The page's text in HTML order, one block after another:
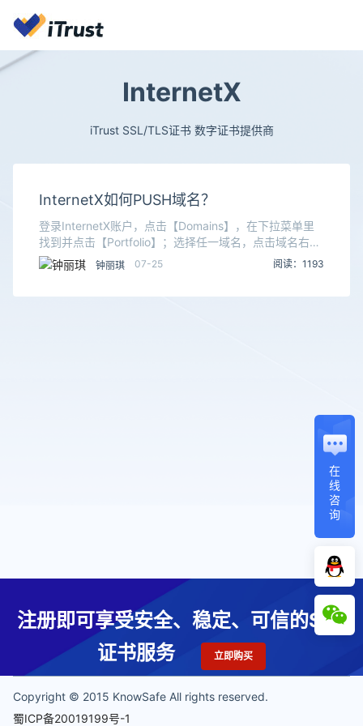
InternetX
iTrust SSL/TLS证书 数字证书提供商
InternetX如何PUSH域名？
登录InternetX账户，点击【Domains】，在下拉菜单里
找到并点击【Portfolio】；选择任一域名，点击域名右侧
的三个小点点，在下拉菜单里找到并点击【AuthInfo】；
在您已经获得转移码
钟丽琪 07-25 阅读：1193
在
线
咨
询
注册即可享受安全、稳定、可信的SSL
证书服务
立即购买
Copyright © 2015 KnowSafe All rights reserved.
蜀ICP备20019199号-1